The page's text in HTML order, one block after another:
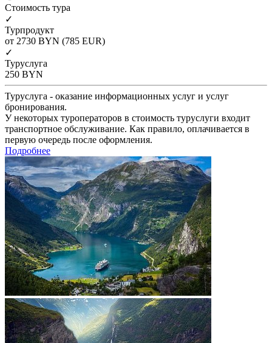
Cтоимость тура
✓
Турпродукт
от 2730 BYN (785 EUR)
✓
Туруслуга
250 BYN
Туруслуга - оказание информационных услуг и услуг
бронирования.
У некоторых туроператоров в стоимость туруслуги входит
транспортное обслуживание. Как правило, оплачивается в
первую очередь после оформления.
Подробнее